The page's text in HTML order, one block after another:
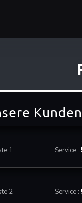
1 Service :
2 Service :